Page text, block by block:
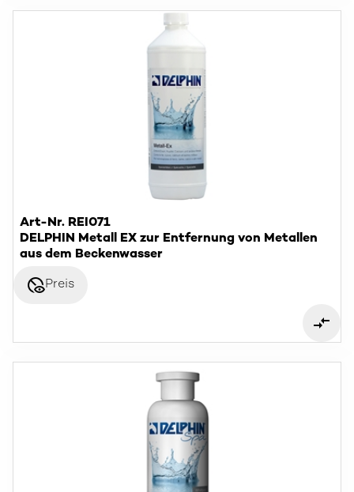
Art-Nr. REI071
DELPHIN Metall EX zur Entfernung von Metallen
aus dem Beckenwasser
disabled_visiblePreis